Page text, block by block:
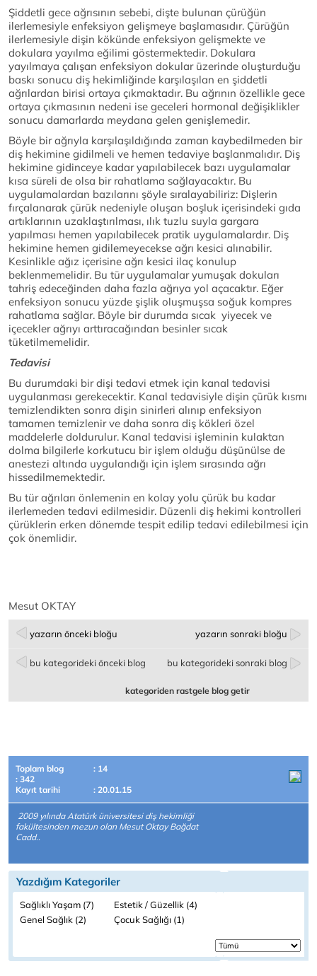
Şiddetli gece ağrısının sebebi, dişte bulunan çürüğün
ilerlemesiyle enfeksiyon gelişmeye başlamasıdır. Çürüğün
ilerlemesiyle dişin kökünde enfeksiyon gelişmekte ve
dokulara yayılma eğilimi göstermektedir. Dokulara
yayılmaya çalışan enfeksiyon dokular üzerinde oluşturduğu
baskı sonucu diş hekimliğinde karşılaşılan en şiddetli
ağrılardan birisi ortaya çıkmaktadır. Bu ağrının özellikle gece
ortaya çıkmasının nedeni ise geceleri hormonal değişiklikler
sonucu damarlarda meydana gelen genişlemedir.
Böyle bir ağrıyla karşılaşıldığında zaman kaybedilmeden bir
diş hekimine gidilmeli ve hemen tedaviye başlanmalıdır. Diş
hekimine gidinceye kadar yapılabilecek bazı uygulamalar
kısa süreli de olsa bir rahatlama sağlayacaktır. Bu
uygulamalardan bazılarını şöyle sıralayabiliriz: Dişlerin
fırçalanarak çürük nedeniyle oluşan boşluk içerisindeki gıda
artıklarının uzaklaştırılması, ılık tuzlu suyla gargara
yapılması hemen yapılabilecek pratik uygulamalardır. Diş
hekimine hemen gidilemeyecekse ağrı kesici alınabilir.
Kesinlikle ağız içerisine ağrı kesici ilaç konulup
beklenmemelidir. Bu tür uygulamalar yumuşak dokuları
tahriş edeceğinden daha fazla ağrıya yol açacaktır. Eğer
enfeksiyon sonucu yüzde şişlik oluşmuşsa soğuk kompres
rahatlama sağlar. Böyle bir durumda sıcak yiyecek ve
içecekler ağrıyı arttıracağından besinler sıcak
tüketilmemelidir.
Tedavisi
Bu durumdaki bir dişi tedavi etmek için kanal tedavisi
uygulanması gerekecektir. Kanal tedavisiyle dişin çürük kısmı
temizlendikten sonra dişin sinirleri alınıp enfeksiyon
tamamen temizlenir ve daha sonra diş kökleri özel
maddelerle doldurulur. Kanal tedavisi işleminin kulaktan
dolma bilgilerle korkutucu bir işlem olduğu düşünülse de
anestezi altında uygulandığı için işlem sırasında ağrı
hissedilmemektedir.
Bu tür ağrıları önlemenin en kolay yolu çürük bu kadar
ilerlemeden tedavi edilmesidir. Düzenli diş hekimi kontrolleri
çürüklerin erken dönemde tespit edilip tedavi edilebilmesi için
çok önemlidir.
Mesut OKTAY
yazarın önceki bloğu yazarın sonraki bloğu
bu kategorideki önceki blog bu kategorideki sonraki blog
kategoriden rastgele blog getir
Toplam blog
: 14
: 342
Kayıt tarihi
: 20.01.15
2009 yılında Atatürk üniversitesi diş hekimliği
fakültesinden mezun olan Mesut Oktay Bağdat
Cadd..
Yazdığım Kategoriler
Sağlıklı Yaşam (7)
Estetik / Güzellik (4)
Genel Sağlık (2)
Çocuk Sağlığı (1)